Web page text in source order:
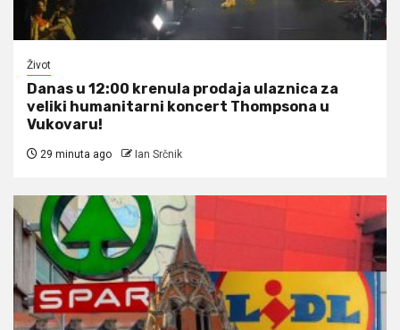
Život
Danas u 12:00 krenula prodaja ulaznica za
veliki humanitarni koncert Thompsona u
Vukovaru!
29 minuta ago Ian Srčnik